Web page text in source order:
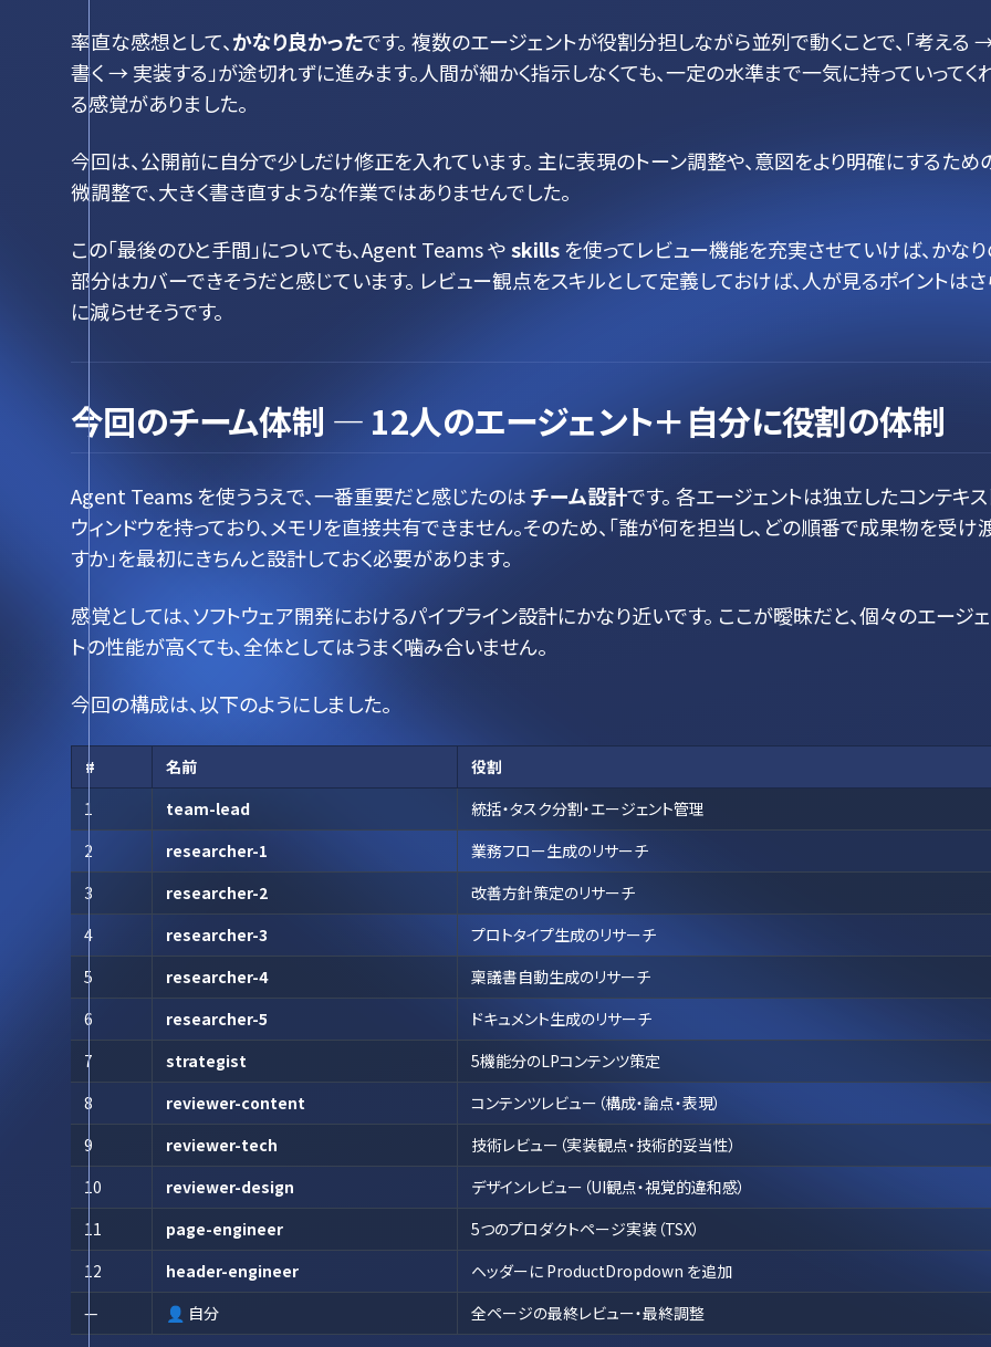
率直な感想として、かなり良かったです。 複数のエージェントが役割分担しながら並列で動くことで、「考える
書く → 実装する」が途切れずに進みます。人間が細かく指示しなくても、一定の水準まで一気に持っていってく
る感覚がありました。
今回は、公開前に自分で少しだけ修正を入れています。 主に表現のトーン調整や、意図をより明確にするため
微調整で、大きく書き直すような作業ではありませんでした。
この「最後のひと手間」についても、Agent Teams やskillsを使ってレビュー機能を充実させていけば、かな
部分はカバーできそうだと感じています。 レビュー観点をスキルとして定義しておけば、人が見るポイントは
に減らせそうです。
今回のチーム体制 ― 12人のエージェント＋自分に役割の体制
Agent Teams を使ううえで、一番重要だと感じたのはチーム設計です。 各エージェントは独立したコンテキス
ウィンドウを持っており、メモリを直接共有できません。そのため、「誰が何を担当し、どの順番で成果物を受け
すか」を最初にきちんと設計しておく必要があります。
感覚としては、ソフトウェア開発におけるパイプライン設計にかなり近いです。 ここが曖昧だと、個々のエージ
トの性能が高くても、全体としてはうまく噛み合いません。
今回の構成は、以下のようにしました。
# 名前
役割
1
team-lead
統括・タスク分割・エージェント管理
2
researcher-1
業務フロー生成のリサーチ
3
researcher-2
改善方針策定のリサーチ
4
researcher-3
プロトタイプ生成のリサーチ
5
researcher-4
稟議書自動生成のリサーチ
6
researcher-5
ドキュメント生成のリサーチ
7
strategist
5機能分のLPコンテンツ策定
8
reviewer-content
コンテンツレビュー（構成・論点・表現）
9
reviewer-tech
技術レビュー（実装観点・技術的妥当性）
10
reviewer-design
デザインレビュー（UI観点・視覚的違和感）
11
page-engineer
5つのプロダクトページ実装（TSX）
12
header-engineer
ヘッダーに ProductDropdown を追加
—
👤 自分 全ページの最終レビュー・最終調整